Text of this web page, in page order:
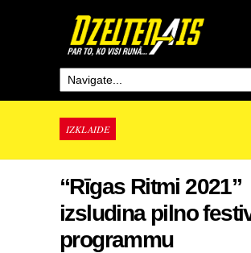
IZKLAIDE
“Rīgas Ritmi 2021”
izsludina pilno
programmu